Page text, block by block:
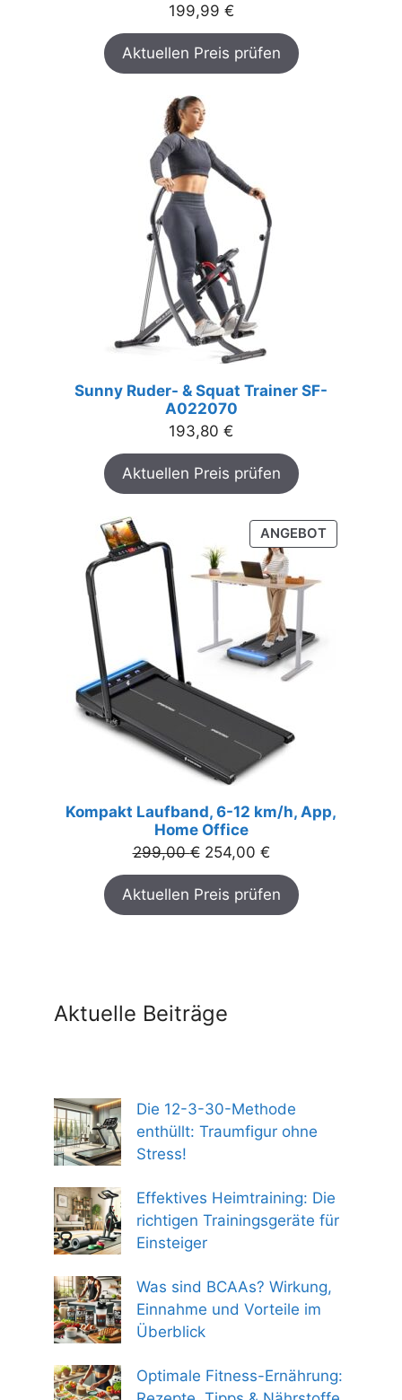
199,99 €
Aktuellen Preis prüfen
Sunny Ruder- & Squat Trainer SF-
A022070
193,80 €
Aktuellen Preis prüfen
ANGEBOTPRODUKT
IM
Kompakt Laufband, 6-12 km/h, App,
Home Office
299,00€ Ursprünglicher
Preis
war:
299,00 €
254,00 €Aktueller
Preis
ist:
254,00 €.
Aktuellen Preis prüfen
Aktuelle Beiträge
Die 12-3-30-Methode
enthüllt: Traumfigur ohne
Stress!
Effektives Heimtraining: Die
richtigen Trainingsgeräte für
Einsteiger
Was sind BCAAs? Wirkung,
Einnahme und Vorteile im
Überblick
Optimale Fitness-Ernährung: